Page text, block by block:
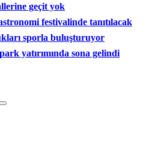
geçit yok
festivalinde tanıtılacak
sporla buluşturuyor
yatırımında sona gelindi